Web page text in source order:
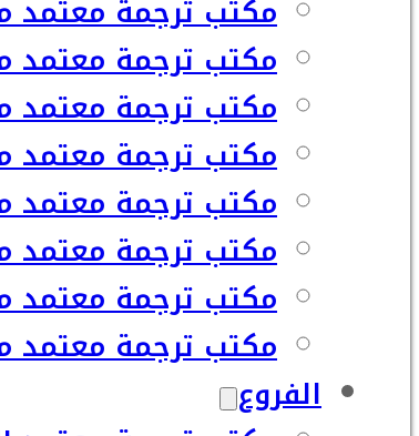
مكتب ترجمة معتمد
مكتب ترجمة معتمد
مكتب ترجمة معتمد
مكتب ترجمة معتمد
مكتب ترجمة معتمد
مكتب ترجمة معتمد
مكتب ترجمة معتمد
مكتب ترجمة معتمد
الفروع